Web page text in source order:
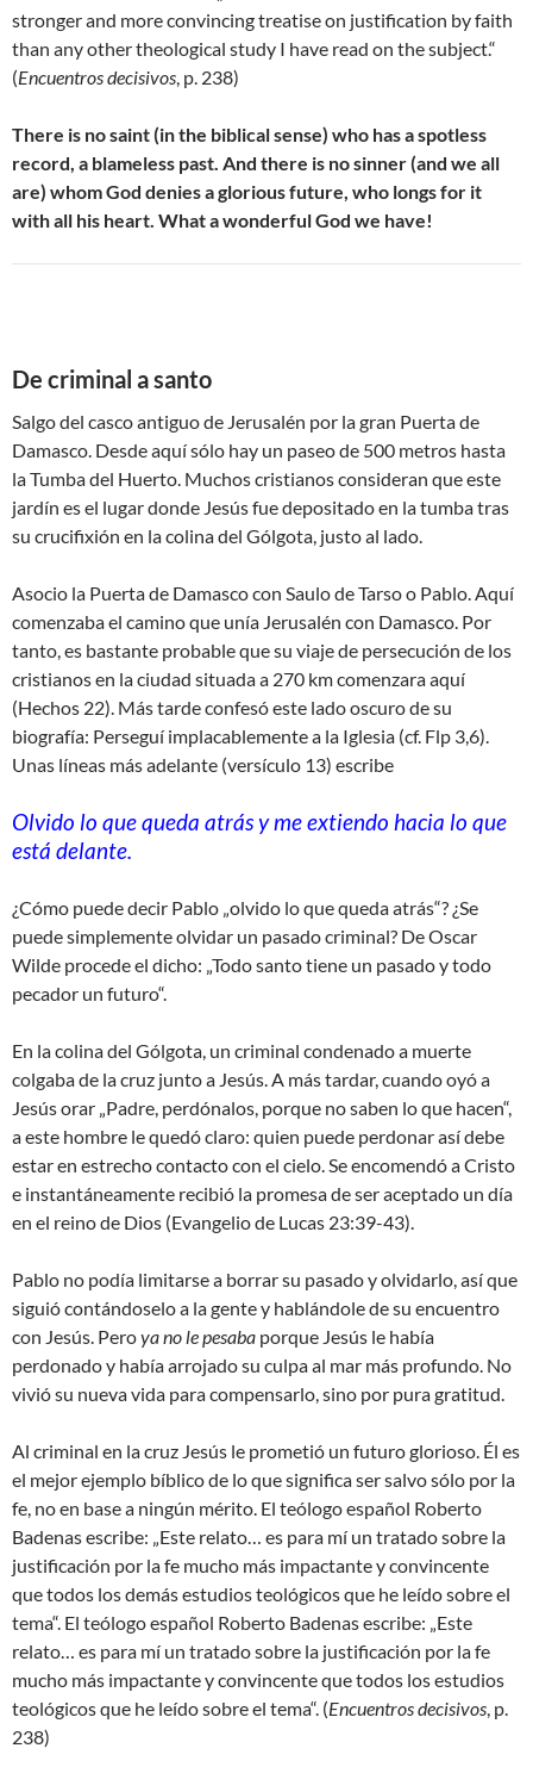
stronger and more convincing treatise on justification by faith
than any other theological study I have read on the subject.“
(Encuentros decisivos , p. 238)
There is no saint (in the biblical sense) who has a spotless
record, a blameless past. And there is no sinner (and we all
are) whom God denies a glorious future, who longs for it
with all his heart. What a wonderful God we have!
De criminal a santo
Salgo del casco antiguo de Jerusalén por la gran Puerta de
Damasco. Desde aquí sólo hay un paseo de 500 metros hasta
la Tumba del Huerto. Muchos cristianos consideran que este
jardín es el lugar donde Jesús fue depositado en la tumba tras
su crucifixión en la colina del Gólgota, justo al lado.
Asocio la Puerta de Damasco con Saulo de Tarso o Pablo. Aquí
comenzaba el camino que unía Jerusalén con Damasco. Por
tanto, es bastante probable que su viaje de persecución de los
cristianos en la ciudad situada a 270 km comenzara aquí
(Hechos 22). Más tarde confesó este lado oscuro de su
biografía: Perseguí implacablemente a la Iglesia (cf. Flp 3,6).
Unas líneas más adelante (versículo 13) escribe
Olvido lo que queda atrás y me extiendo hacia lo que
está delante.
¿Cómo puede decir Pablo „olvido lo que queda atrás“? ¿Se
puede simplemente olvidar un pasado criminal? De Oscar
Wilde procede el dicho: „Todo santo tiene un pasado y todo
pecador un futuro“.
En la colina del Gólgota, un criminal condenado a muerte
colgaba de la cruz junto a Jesús. A más tardar, cuando oyó a
Jesús orar „Padre, perdónalos, porque no saben lo que hacen“,
a este hombre le quedó claro: quien puede perdonar así debe
estar en estrecho contacto con el cielo. Se encomendó a Cristo
e instantáneamente recibió la promesa de ser aceptado un día
en el reino de Dios (Evangelio de Lucas 23:39-43).
Pablo no podía limitarse a borrar su pasado y olvidarlo, así que
siguió contándoselo a la gente y hablándole de su encuentro
con Jesús. Peroya no le pesaba porque Jesús le había
perdonado y había arrojado su culpa al mar más profundo. No
vivió su nueva vida para compensarlo, sino por pura gratitud.
Al criminal en la cruz Jesús le prometió un futuro glorioso. Él es
el mejor ejemplo bíblico de lo que significa ser salvo sólo por la
fe, no en base a ningún mérito. El teólogo español Roberto
Badenas escribe: „Este relato… es para mí un tratado sobre la
justificación por la fe mucho más impactante y convincente
que todos los demás estudios teológicos que he leído sobre el
tema“. El teólogo español Roberto Badenas escribe: „Este
relato… es para mí un tratado sobre la justificación por la fe
mucho más impactante y convincente que todos los estudios
teológicos que he leído sobre el tema“. (Encuentros decisivos , p.
238)